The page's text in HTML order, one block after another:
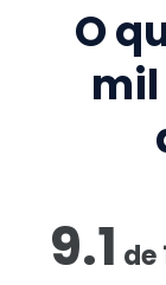
O
mil
9.1 de